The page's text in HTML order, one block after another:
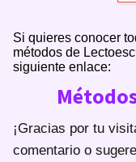
Si quieres conocer
métodos de
siguiente enlace:
¡Gracias por tu
comentario o